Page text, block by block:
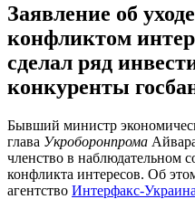
Заявление об
конфликтом
сделал ряд
конкуренты
Бывший министр
глава Укроборонпрома
членство в наблюдательном
конфликта интересов. Об
агентство Интерфакс-Украина